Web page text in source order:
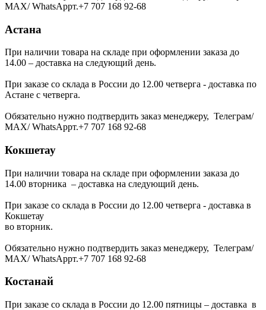
МАХ/ WhatsAppт.+7 707 168 92-68
Астана
При наличии товара на складе при оформлении заказа до
14.00 – доставка на следующий день.
При заказе со склада в России до 12.00 четверга - доставка по
Астане с четверга.
Обязательно нужно подтвердить заказ менеджеру, Телеграм/
МАХ/ WhatsAppт.+7 707 168 92-68
Кокшетау
При наличии товара на складе при оформлении заказа до
14.00 вторника – доставка на следующий день.
При заказе со склада в России до 12.00 четверга - доставка в
Кокшетау
во вторник.
Обязательно нужно подтвердить заказ менеджеру, Телеграм/
МАХ/ WhatsAppт.+7 707 168 92-68
Костанай
При заказе со склада в России до 12.00 пятницы – доставка в